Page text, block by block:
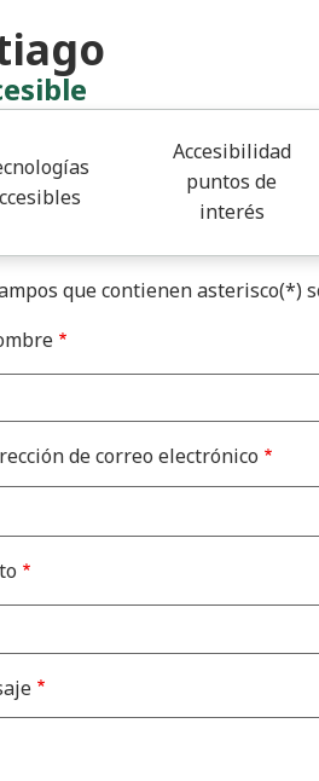
Accesibilidad
puntos de
interés
con
que contienen asterisco(*)
de correo electrónico